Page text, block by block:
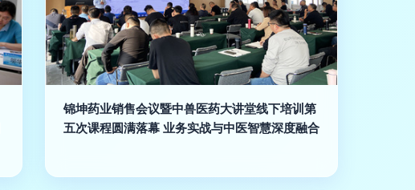
锦坤药业销售会议暨中兽医药大讲堂线下培训第
五次课程圆满落幕 业务实战与中医智慧深度融合